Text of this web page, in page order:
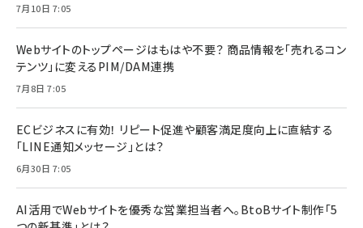
7月10日 7:05
Webサイトのトップページはもはや不要？ 商品情報を「売れるコン
テンツ」に変えるPIM/DAM連携
7月8日 7:05
ECビジネスに有効！ リピート促進や顧客満足度向上に直結する
「LINE通知メッセージ」とは？
6月30日 7:05
AI活用でWebサイトを優秀な営業担当者へ。BtoBサイト制作「5